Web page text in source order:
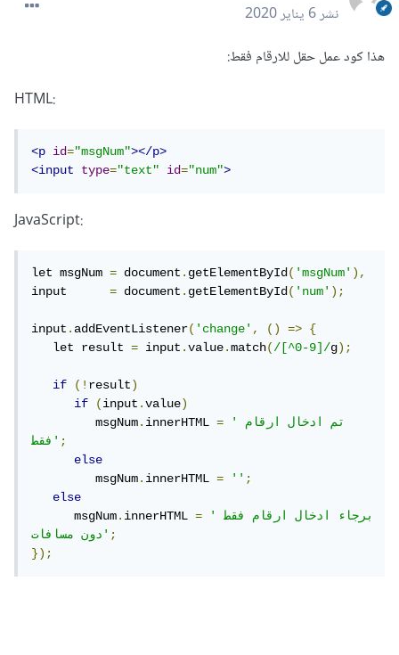
نشر6 يناير 2020
هذا كود عمل حقل للارقام فقط:
<p id="msgNum"></p>
<input
type="text" id="num">
let msgNum = document.getElementById('msgNum'),
input = document.getElementById('num');
input.addEventListener('change', () =>
{
   let result
= input.value.match(/[^0-9]/g);
if (!result)
if
(input.value)
         msgNum
.innerHTML =
'تم ادخال ارقام
فقط';
else
         msgNum
.innerHTML = '';
else
      msgNum
.innerHTML =
'برجاء ادخال ارقام فقط
دون مسافات';
});